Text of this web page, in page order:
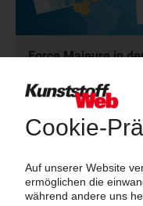
Force Majeure in
wenn der Lieferant nicht
Themenkomplex Force
Preisentwicklung sowie